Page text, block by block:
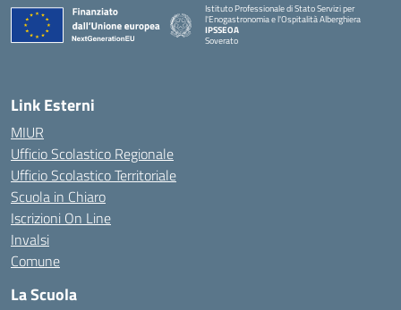
Istituto Professionale di Stato Servizi per
l'Enogastronomia e l'Ospitalità Alberghiera
IPSSEOA
Soverato
Link Esterni
MIUR
Ufficio Scolastico Regionale
Ufficio Scolastico Territoriale
Scuola in Chiaro
Iscrizioni On Line
Invalsi
Comune
La Scuola